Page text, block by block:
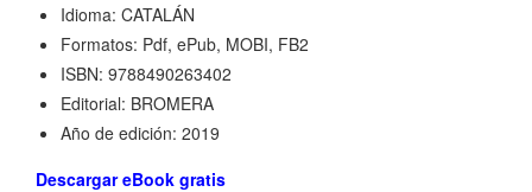
Idioma: CATALÁN
Formatos: Pdf, ePub, MOBI, FB2
ISBN: 9788490263402
Editorial: BROMERA
Año de edición: 2019
Descargar eBook gratis